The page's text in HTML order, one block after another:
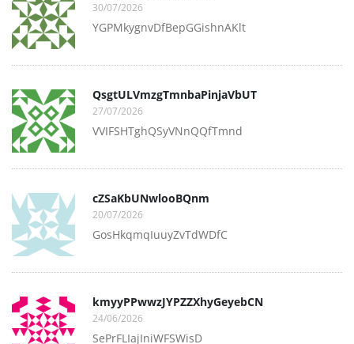
30/07/2026
YGPMkygnvDfBepGGishnAKlt
QsgtULVmzgTmnbaPinjaVbUT
27/07/2026
VVIFSHTghQSyVNnQQfTmnd
cZSaKbUNwlooBQnm
20/07/2026
GosHkqmqIuuyZvTdWDfC
kmyyPPwwzJYPZZXhyGeyebCN
24/06/2026
SePrFLIajIniWFSWisD